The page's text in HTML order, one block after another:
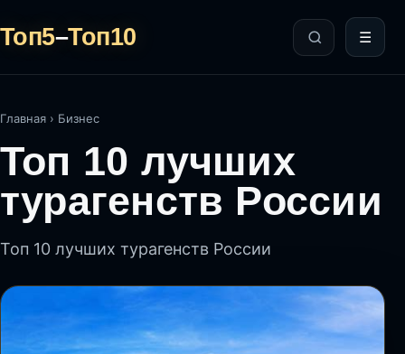
Топ5–Топ10 ☰
Главная › Бизнес
Топ 10 лучших
турагенств России
Топ 10 лучших турагенств России